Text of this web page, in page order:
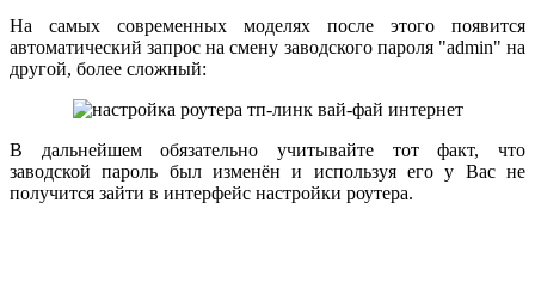
На самых современных моделях после этого появится
автоматический запрос на смену заводского пароля "admin" на
другой, более сложный:
В дальнейшем обязательно учитывайте тот факт, что
заводской пароль был изменён и используя его у Вас не
получится зайти в интерфейс настройки роутера.